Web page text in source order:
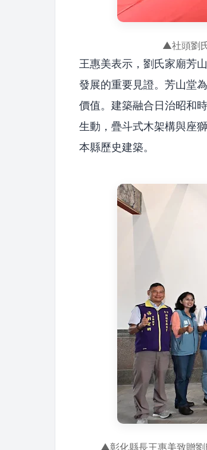
▲社頭劉
王惠美表示，劉氏家廟芳
發展的重要見證。芳山堂
價值。建築融合日治昭和
生動，疊斗式木架構與座
本縣歷史建築。
▲彰化縣長王惠美致贈劉